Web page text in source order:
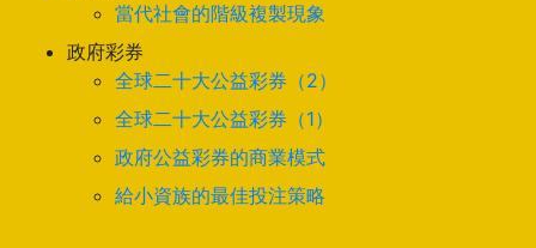
當代社會的階級複製現象
政府彩券
全球二十大公益彩券（2）
全球二十大公益彩券（1）
政府公益彩券的商業模式
給小資族的最佳投注策略